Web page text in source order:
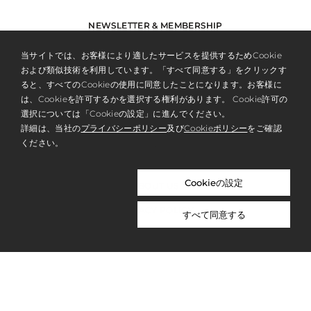
NEWSLETTER & MEMBERSHIP
PRIVACY POLICY
当サイトでは、お客様により適したサービスを提供するためCookie
および類似技術を利用しています。「すべて同意する」をクリックす
ると、すべてのCookieの使用に同意したことになります。お客様に
は、Cookieを許可するかを選択する権利があります。 Cookie許可の
選択については「Cookieの設定」に進んでください。
詳細は、当社のプライバシーポリシー及びCookieポリシーをご確認
ください。
Cookieの設定
すべて同意する